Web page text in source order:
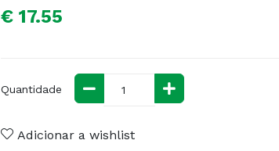
€ 17.55
Quantidade
Adicionar a wishlist